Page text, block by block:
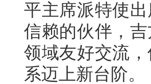
平主席派特使
信赖的伙伴，
领域友好交流
系迈上新台阶。